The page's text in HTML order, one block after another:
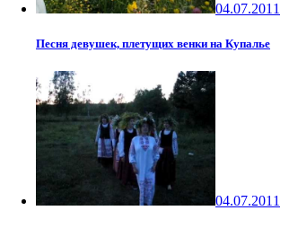
04.07.2011
Песня девушек, плетущих венки на Купалье
04.07.2011